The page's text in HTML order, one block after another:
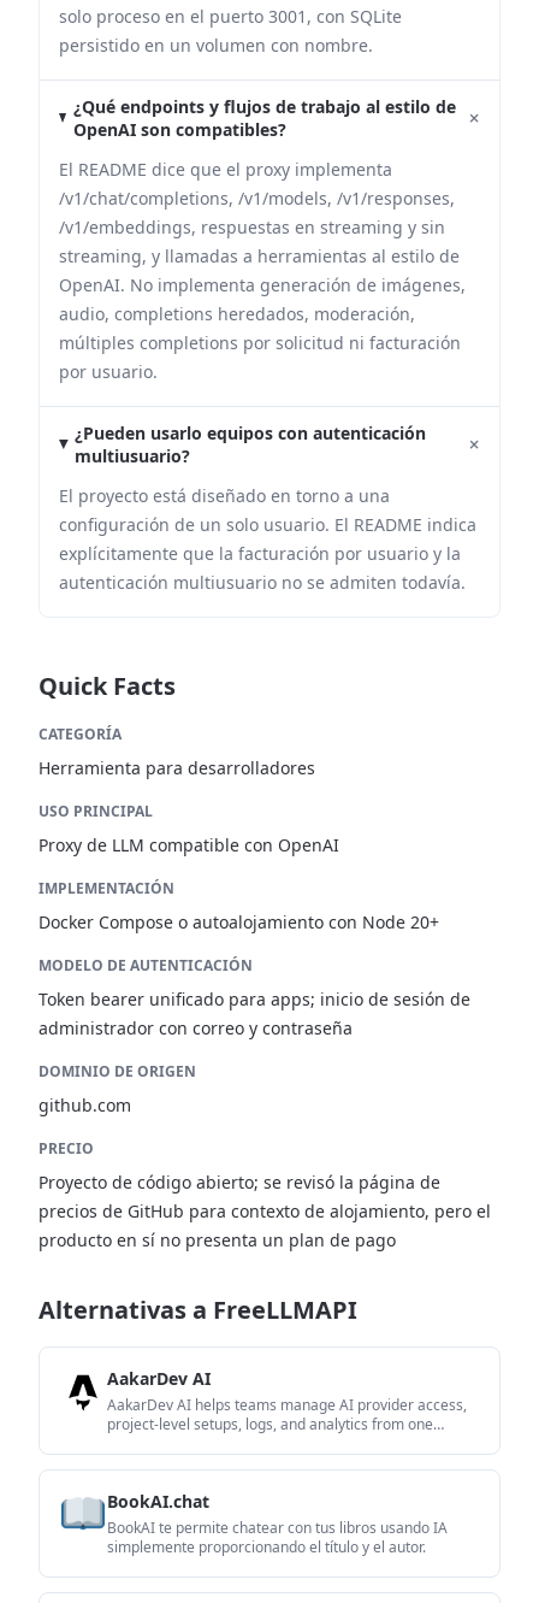
solo proceso en el puerto 3001, con SQLite
persistido en un volumen con nombre.
¿Qué endpoints y flujos de trabajo al estilo de
OpenAI son compatibles?
+
El README dice que el proxy implementa
/v1/chat/completions, /v1/models, /v1/responses,
/v1/embeddings, respuestas en streaming y sin
streaming, y llamadas a herramientas al estilo de
OpenAI. No implementa generación de imágenes,
audio, completions heredados, moderación,
múltiples completions por solicitud ni facturación
por usuario.
¿Pueden usarlo equipos con autenticación
multiusuario?
+
El proyecto está diseñado en torno a una
configuración de un solo usuario. El README indica
explícitamente que la facturación por usuario y la
autenticación multiusuario no se admiten todavía.
Quick Facts
CATEGORÍA
Herramienta para desarrolladores
USO PRINCIPAL
Proxy de LLM compatible con OpenAI
IMPLEMENTACIÓN
Docker Compose o autoalojamiento con Node 20+
MODELO DE AUTENTICACIÓN
Token bearer unificado para apps; inicio de sesión de
administrador con correo y contraseña
DOMINIO DE ORIGEN
github.com
PRECIO
Proyecto de código abierto; se revisó la página de
precios de GitHub para contexto de alojamiento, pero el
producto en sí no presenta un plan de pago
Alternativas a FreeLLMAPI
AakarDev AI
AakarDev AI helps teams manage AI provider access,
project-level setups, logs, and analytics from one
BookAI.chat
BookAI te permite chatear con tus libros usando IA
simplemente proporcionando el título y el autor.